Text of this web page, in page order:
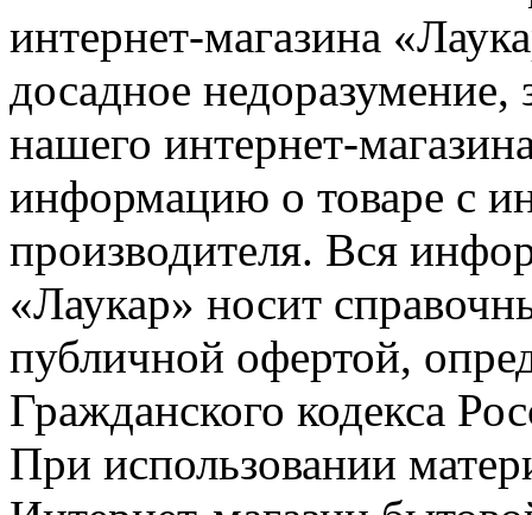
интернет-магазина
досадное недоразумение,
нашего интернет-
информацию о товаре с
производителя. Вся
«Лаукар» носит
публичной офертой,
Гражданского кодекса
При использовании